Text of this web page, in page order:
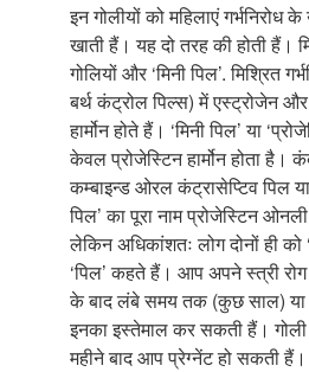
इन गोलीयों को महिलाएं गर्भनिरोध
खाती हैं। यह दो तरह की होती हैं।
गोलियों और ‘मिनी पिल’. मिश्रित
बर्थ कंट्रोल पिल्स) में एस्ट्रोजेन
हार्मोन होते हैं। ‘मिनी पिल’ या
केवल प्रोजेस्टिन हार्मोन होता है।
कम्बाइन्ड ओरल कंट्रासेप्टिव पिल
पिल’ का पूरा नाम प्रोजेस्टिन
लेकिन अधिकांशतः लोग दोनों ही को
‘पिल’ कहते हैं। आप अपने स्त्री
के बाद लंबे समय तक (कुछ साल) या
इनका इस्तेमाल कर सकती हैं।
महीने बाद आप प्रेग्नेंट हो सकती हैं।